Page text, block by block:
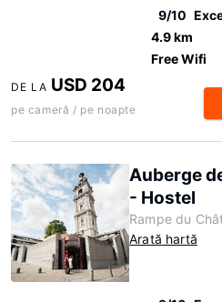
9/10
4.9 km
Free Wifi
DE LA USD 204
pe cameră / pe noapte
Auberge
- Hostel
Rampe du
Arată hartă